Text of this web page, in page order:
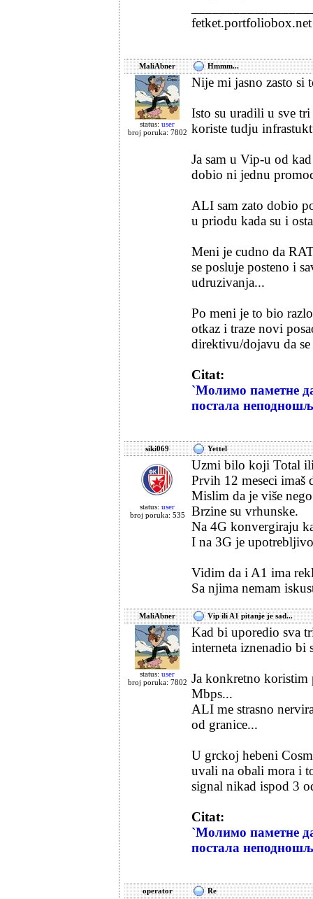
fetket.portfoliobox.net
MaliAbner Hmmm...
status: user
broj poruka: 7802
Nije mi jasno zasto si
Isto su uradili u sve
koriste tudju
Ja sam u Vip-u od
dobio ni jednu
ALI sam zato dobio
u priodu kada su i
Meni je cudno da
se posluje posteno i
udruzivanja...
Po meni je to bio
otkaz i traze novi
direktivu/dojavu da
Citat:
`Молимо паметне
постала
siki069 Yettel
status: user
broj poruka: 535
Uzmi bilo koji Total
Prvih 12 meseci imaš
Mislim da je više
Brzine su vrhunske.
Na 4G konvergiraju
I na 3G je
Vidim da i A1 ima
Sa njima nemam
MaliAbner Vip ili A1 pitanje je sad...
status: user
broj poruka: 7802
Kad bi uporedio sva
interneta iznenadio bi
Ja konkretno
Mbps...
ALI me strasno
od granice...
U grckoj hebeni
uvali na obali mora i
signal nikad ispod 3
Citat:
`Молимо паметне
постала
operator Re